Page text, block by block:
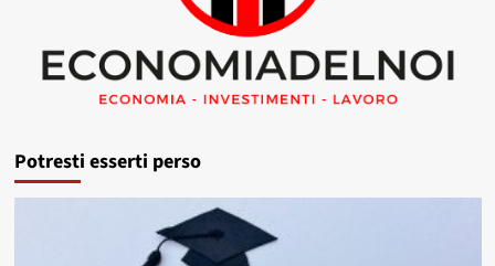
Potresti esserti perso